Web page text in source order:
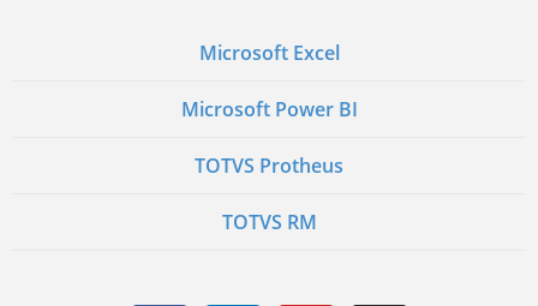
Microsoft Excel
Microsoft Power BI
TOTVS Protheus
TOTVS RM